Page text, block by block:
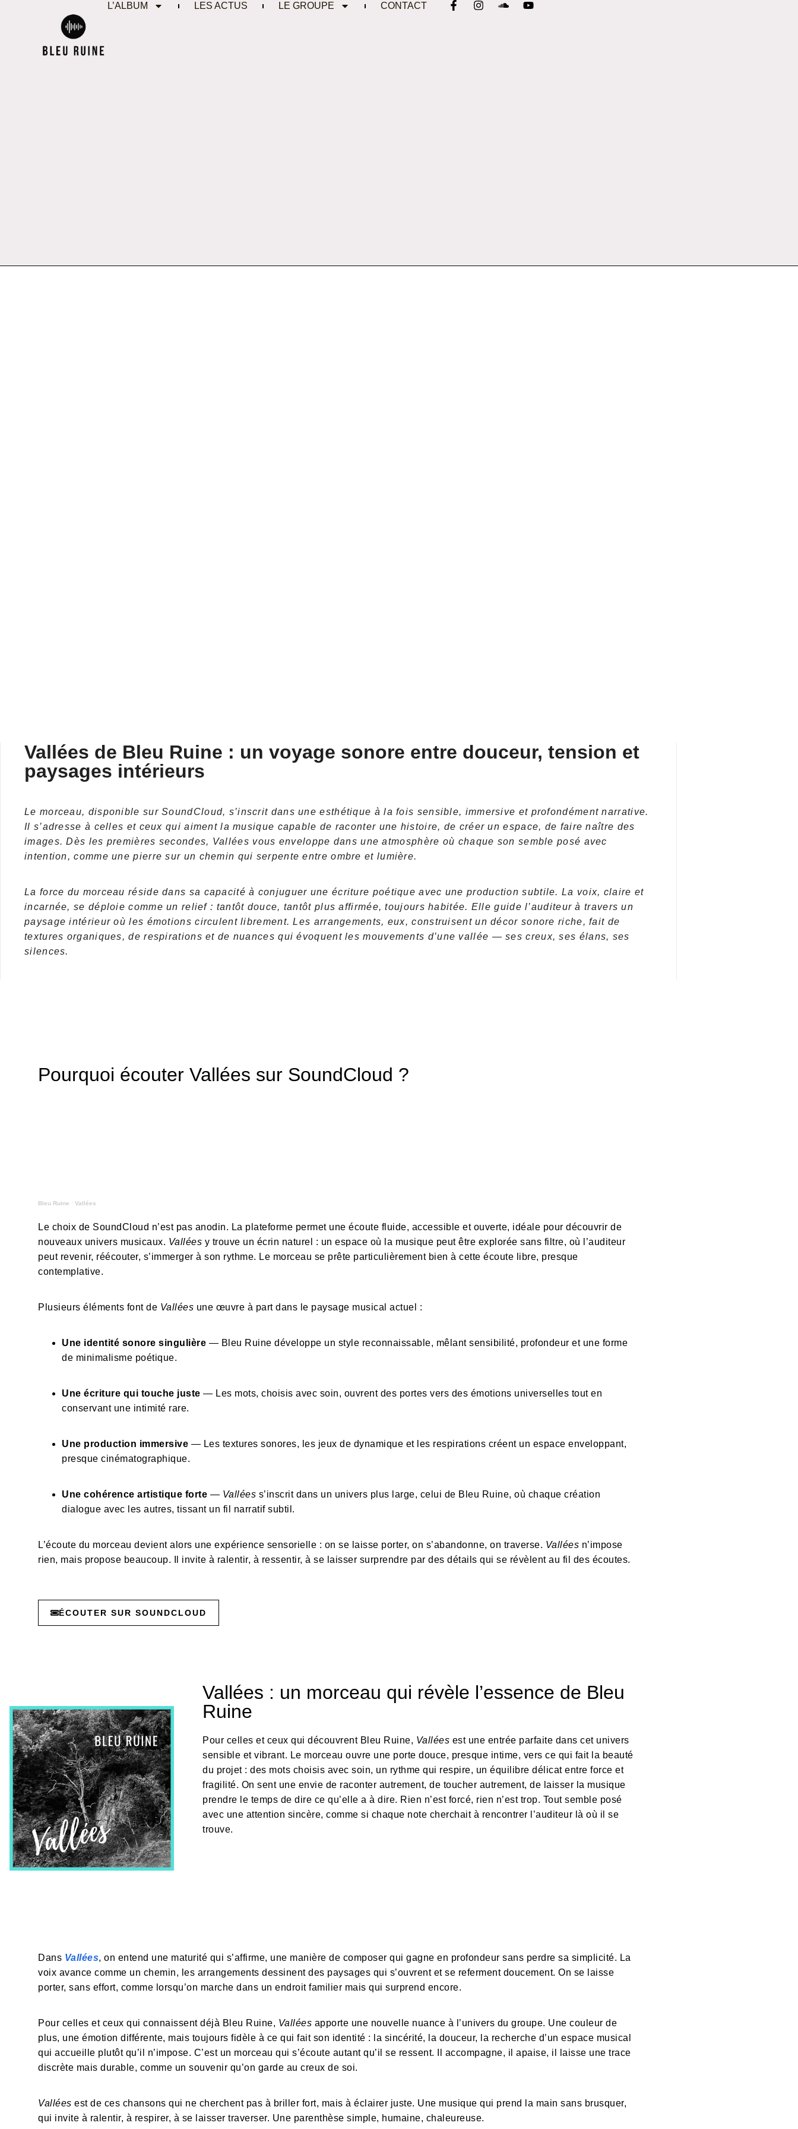
L’ALBUM LES ACTUS LE GROUPE CONTACT
Vallées de Bleu Ruine : un voyage sonore entre douceur, tension et
paysages intérieurs
Le morceau, disponible sur SoundCloud, s’inscrit dans une esthétique à la fois sensible, immersive et profondément narrative.
Il s’adresse à celles et ceux qui aiment la musique capable de raconter une histoire, de créer un espace, de faire naître des
images. Dès les premières secondes, Vallées vous enveloppe dans une atmosphère où chaque son semble posé avec
intention, comme une pierre sur un chemin qui serpente entre ombre et lumière.
La force du morceau réside dans sa capacité à conjuguer une écriture poétique avec une production subtile. La voix, claire et
incarnée, se déploie comme un relief : tantôt douce, tantôt plus affirmée, toujours habitée. Elle guide l’auditeur à travers un
paysage intérieur où les émotions circulent librement. Les arrangements, eux, construisent un décor sonore riche, fait de
textures organiques, de respirations et de nuances qui évoquent les mouvements d’une vallée — ses creux, ses élans, ses
silences.
Pourquoi écouter Vallées sur SoundCloud ?
Bleu Ruine · Vallées
Le choix de SoundCloud n’est pas anodin. La plateforme permet une écoute fluide, accessible et ouverte, idéale pour découvrir de
nouveaux univers musicaux. Vallées y trouve un écrin naturel : un espace où la musique peut être explorée sans filtre, où l’auditeur
peut revenir, réécouter, s’immerger à son rythme. Le morceau se prête particulièrement bien à cette écoute libre, presque
contemplative.
Plusieurs éléments font de Vallées une œuvre à part dans le paysage musical actuel :
Une identité sonore singulière — Bleu Ruine développe un style reconnaissable, mêlant sensibilité, profondeur et une forme
de minimalisme poétique.
Une écriture qui touche juste — Les mots, choisis avec soin, ouvrent des portes vers des émotions universelles tout en
conservant une intimité rare.
Une production immersive — Les textures sonores, les jeux de dynamique et les respirations créent un espace enveloppant,
presque cinématographique.
Une cohérence artistique forte — Vallées s’inscrit dans un univers plus large, celui de Bleu Ruine, où chaque création
dialogue avec les autres, tissant un fil narratif subtil.
L’écoute du morceau devient alors une expérience sensorielle : on se laisse porter, on s’abandonne, on traverse. Vallées n’impose
rien, mais propose beaucoup. Il invite à ralentir, à ressentir, à se laisser surprendre par des détails qui se révèlent au fil des écoutes.
ÉCOUTER SUR SOUNDCLOUD
Vallées : un morceau qui révèle l’essence de Bleu
Ruine
Pour celles et ceux qui découvrent Bleu Ruine, Vallées est une entrée parfaite dans cet univers
sensible et vibrant. Le morceau ouvre une porte douce, presque intime, vers ce qui fait la beauté
du projet : des mots choisis avec soin, un rythme qui respire, un équilibre délicat entre force et
fragilité. On sent une envie de raconter autrement, de toucher autrement, de laisser la musique
prendre le temps de dire ce qu’elle a à dire. Rien n’est forcé, rien n’est trop. Tout semble posé
avec une attention sincère, comme si chaque note cherchait à rencontrer l’auditeur là où il se
trouve.
Dans Vallées, on entend une maturité qui s’affirme, une manière de composer qui gagne en profondeur sans perdre sa simplicité. La
voix avance comme un chemin, les arrangements dessinent des paysages qui s’ouvrent et se referment doucement. On se laisse
porter, sans effort, comme lorsqu’on marche dans un endroit familier mais qui surprend encore.
Pour celles et ceux qui connaissent déjà Bleu Ruine, Vallées apporte une nouvelle nuance à l’univers du groupe. Une couleur de
plus, une émotion différente, mais toujours fidèle à ce qui fait son identité : la sincérité, la douceur, la recherche d’un espace musical
qui accueille plutôt qu’il n’impose. C’est un morceau qui s’écoute autant qu’il se ressent. Il accompagne, il apaise, il laisse une trace
discrète mais durable, comme un souvenir qu’on garde au creux de soi.
Vallées est de ces chansons qui ne cherchent pas à briller fort, mais à éclairer juste. Une musique qui prend la main sans brusquer,
qui invite à ralentir, à respirer, à se laisser traverser. Une parenthèse simple, humaine, chaleureuse.